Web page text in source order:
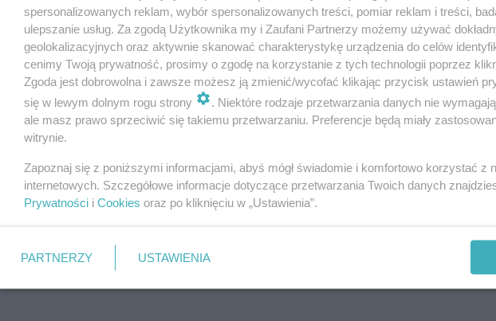
sporządzić na piśmie i zawrzeć w niej zakres obowiązków kierownika.
spersonalizowanych reklam, wybór spersonalizowanych treści, pomiar reklam i treści,
ulepszanie usług. Za zgodą Użytkownika my i Zaufani Partnerzy możemy używać
geolokalizacyjnych oraz aktywnie skanować charakterystykę urządzenia do celów
cenimy Twoją prywatność, prosimy o zgodę na korzystanie z tych technologii poprzez
Zgoda jest dobrowolna i zawsze możesz ją zmienić/wycofać klikając przycisk ustawień
się w lewym dolnym rogu strony
. Niektóre rodzaje przetwarzania danych nie
ale masz prawo sprzeciwić się takiemu przetwarzaniu. Preferencje będą miały
witrynie.
Zapoznaj się z poniższymi informacjami, abyś mógł świadomie i komfortowo korzystać z
internetowych. Szczegółowe informacje dotyczące przetwarzania Twoich danych
Prywatności i Cookies oraz po kliknięciu w „Ustawienia”.
PARTNERZY USTAWIENIA